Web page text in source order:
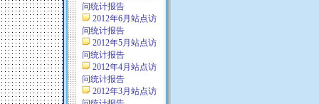
问统计报告
2012年6月站点访
问统计报告
2012年5月站点访
问统计报告
2012年4月站点访
问统计报告
2012年3月站点访